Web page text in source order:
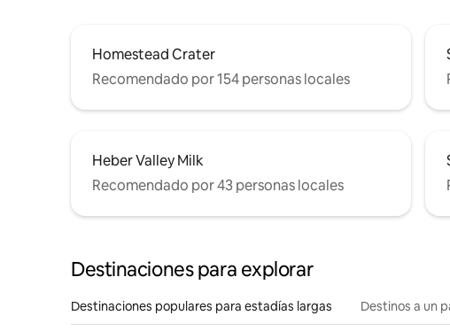
Homestead Crater
Recomendado por 154 personas locales
Heber Valley Milk
Recomendado por 43 personas locales
Destinaciones para explorar
Destinaciones populares para estadías largas Destinos a un